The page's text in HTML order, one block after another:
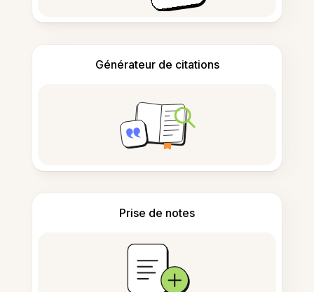
Générateur de citations
Prise de notes